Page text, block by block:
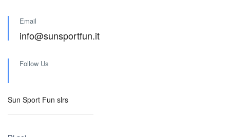
Email
info@sunsportfun.it
Follow Us
Sun Sport Fun slrs